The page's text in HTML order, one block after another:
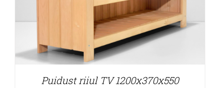
Puidust riiul TV 1200x370x550